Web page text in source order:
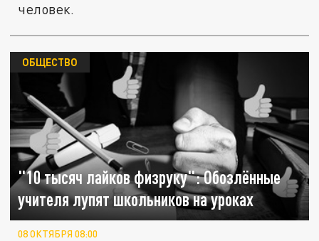
человек.
"10 тысяч лайков физруку": Обозлённые
учителя лупят школьников на уроках
ОБЩЕСТВО
08 ОКТЯБРЯ 08:00